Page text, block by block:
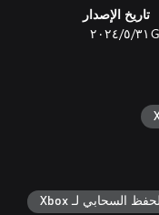
تاريخ الإصدار
٣١‏/٥‏/٢٠٢٤
الحفظ السحابي لـ Xbox